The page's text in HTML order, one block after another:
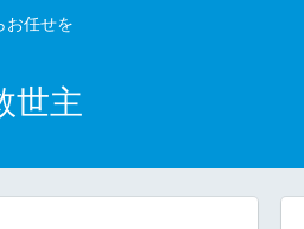
お任せを
世主